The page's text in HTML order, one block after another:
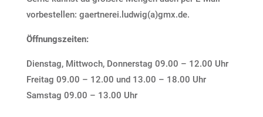
vorbestellen: gaertnerei.ludwig(a)gmx.de.
Öffnungszeiten:
Dienstag, Mittwoch, Donnerstag 09.00 – 12.00 Uhr
Freitag 09.00 – 12.00 und 13.00 – 18.00 Uhr
Samstag 09.00 – 13.00 Uhr